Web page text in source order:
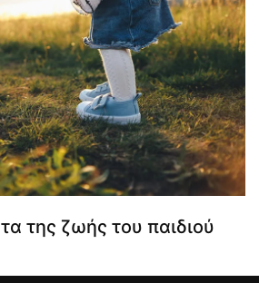
της ζωής του παιδιού